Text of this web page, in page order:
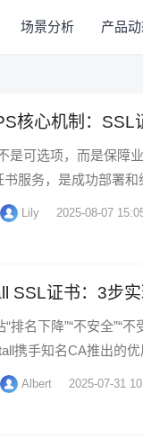
场景分析 产品
核心机制：SSL
是可选项，而是保障
书服务，是成功部署
Lily 2025-08-07
SSL证书：3步
排名下降”“不安全”“
携手知名CA推出的优
Albert 2025-07-31